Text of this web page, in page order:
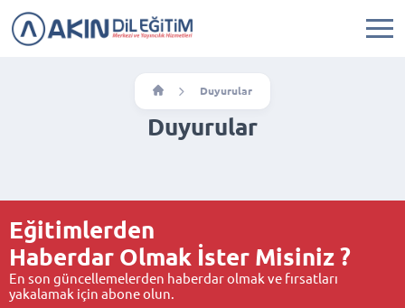
Duyurular
Duyurular
Eğitimlerden
Haberdar Olmak İster Misiniz ?
En son güncellemelerden haberdar olmak ve fırsatları
yakalamak için abone olun.